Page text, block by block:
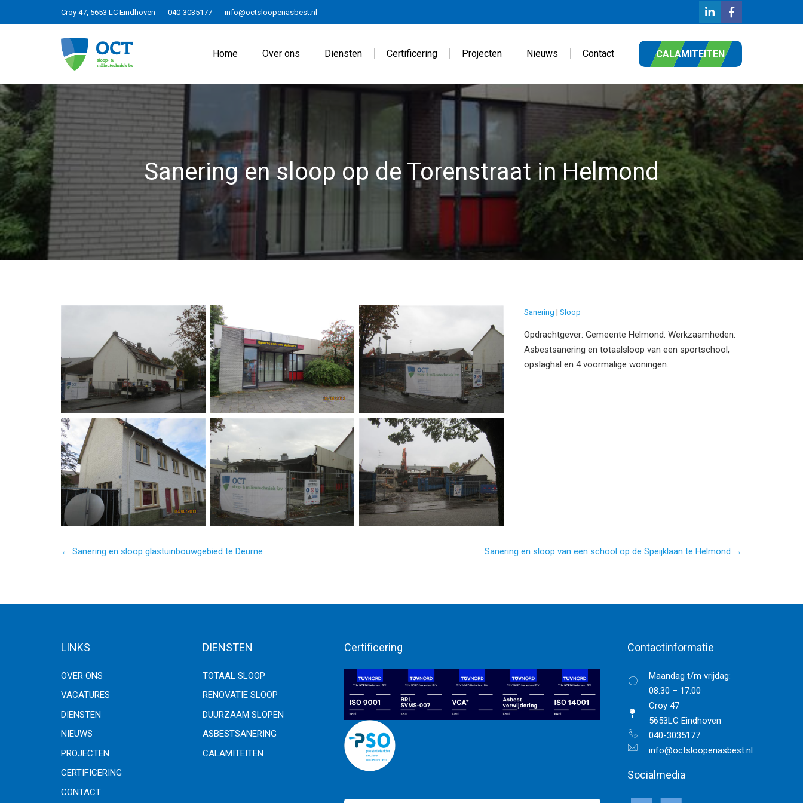
Croy 47, 5653 LC Eindhoven 040-3035177 info@octsloopenasbest.nl
Home Over ons Diensten Certificering Projecten Nieuws Contact CALAMITEITEN
Sanering en sloop op de Torenstraat in Helmond
Sanering Sloop
Opdrachtgever: Gemeente Helmond. Werkzaamheden:
Asbestsanering en totaalsloop van een sportschool,
opslaghal en 4 voormalige woningen.
← Sanering en sloop glastuinbouwgebied te Deurne Sanering en sloop van een school op de Speijklaan te Helmond →
LINKS
OVER ONS
VACATURES
DIENSTEN
NIEUWS
PROJECTEN
CERTIFICERING
CONTACT
DIENSTEN
TOTAAL SLOOP
RENOVATIE SLOOP
DUURZAAM SLOPEN
ASBESTSANERING
CALAMITEITEN
Certificering Contactinformatie
Maandag t/m vrijdag:
08:30 – 17:00
Croy 47
5653LC Eindhoven
040-3035177
info@octsloopenasbest.nl
Socialmedia